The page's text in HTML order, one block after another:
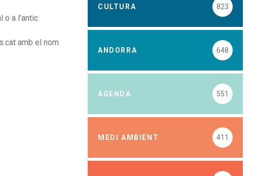
o a l'antic
amb el nom
CULTURA 823
ANDORRA 648
AGENDA 551
MEDI AMBIENT 411